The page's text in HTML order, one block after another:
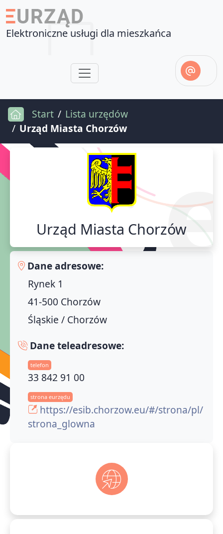
Elektroniczne usługi dla mieszkańca
Start
Lista urzędów
Urząd Miasta Chorzów
Urząd Miasta Chorzów
Dane adresowe:
Rynek 1
41-500 Chorzów
Śląskie / Chorzów
Dane teleadresowe:
telefon
33 842 91 00
strona eurzędu
https://esib.chorzow.eu/#/strona/pl/
strona_glowna